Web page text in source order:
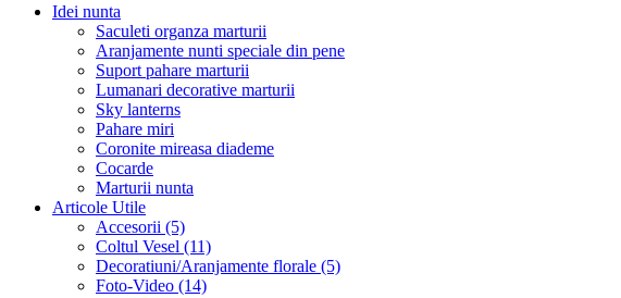
Idei nunta
Saculeti organza marturii
Aranjamente nunti speciale din pene
Suport pahare marturii
Lumanari decorative marturii
Sky lanterns
Pahare miri
Coronite mireasa diademe
Cocarde
Marturii nunta
Articole Utile
Accesorii (5)
Coltul Vesel (11)
Decoratiuni/Aranjamente florale (5)
Foto-Video (14)